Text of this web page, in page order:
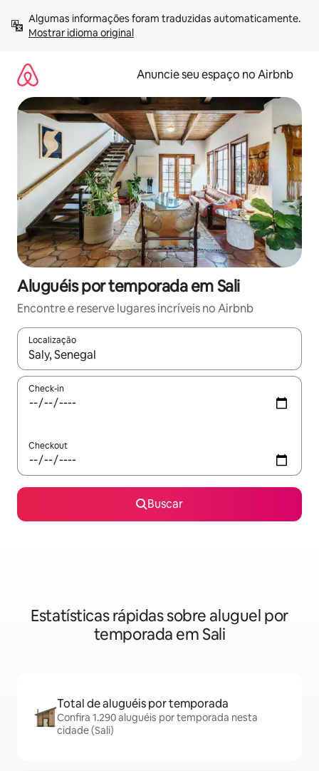
para
Mostrar idioma original
Anuncie seu espaço no Airbnb
Aluguéis por temporada em Sali
Encontre e reserve lugares incríveis no Airbnb
Localização
Quando os resultados estiverem disponíveis, explore-os
Check-in
Checkout
Buscar
Estatísticas rápidas sobre aluguel por
temporada em Sali
Total de aluguéis por temporada
Confira 1.290 aluguéis por temporada nesta
cidade (Sali)